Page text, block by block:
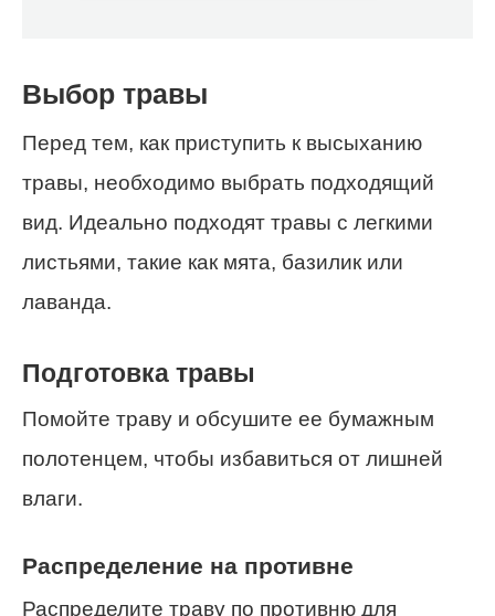
Выбор травы
Перед тем, как приступить к высыханию
травы, необходимо выбрать подходящий
вид. Идеально подходят травы с легкими
листьями, такие как мята, базилик или
лаванда.
Подготовка травы
Помойте траву и обсушите ее бумажным
полотенцем, чтобы избавиться от лишней
влаги.
Распределение на противне
Распределите траву по противню для